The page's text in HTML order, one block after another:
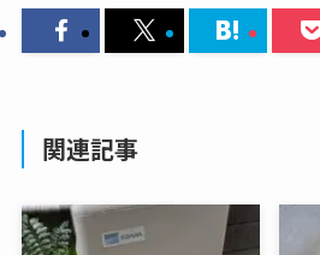
関連記事